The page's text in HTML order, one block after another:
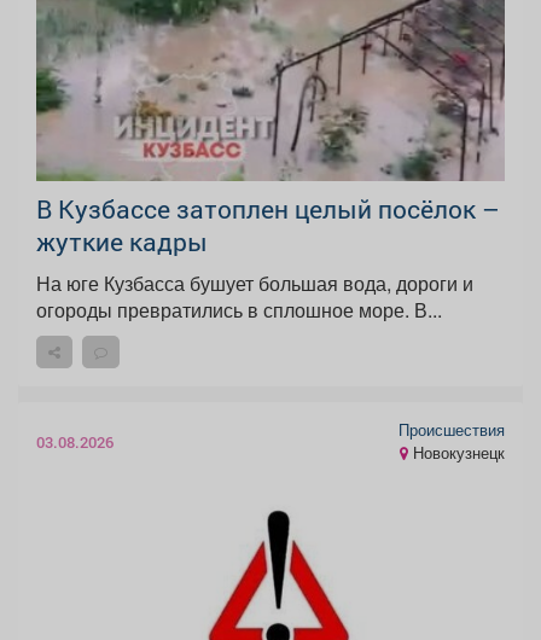
В Кузбассе затоплен целый посёлок –
жуткие кадры
На юге Кузбасса бушует большая вода, дороги и
огороды превратились в сплошное море. В...
03.08.2026
Происшествия
Новокузнецк